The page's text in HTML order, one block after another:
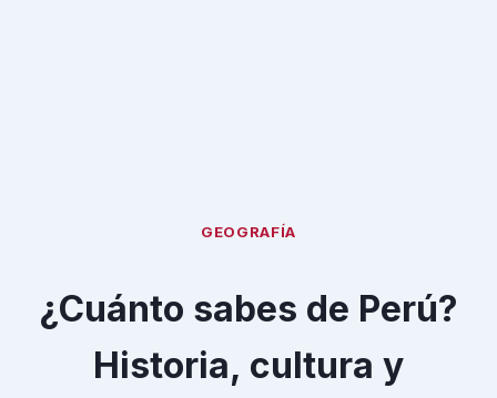
GEOGRAFÍA
¿Cuánto sabes de Perú?
Historia, cultura y